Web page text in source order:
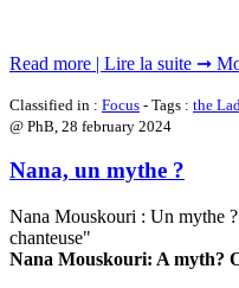
Read more | Lire la suite ➞
Classified in : Focus - Tags : the
@ PhB, 28 february 2024
Nana, un mythe ?
Nana Mouskouri : Un mythe
chanteuse"
Nana Mouskouri: A myth?